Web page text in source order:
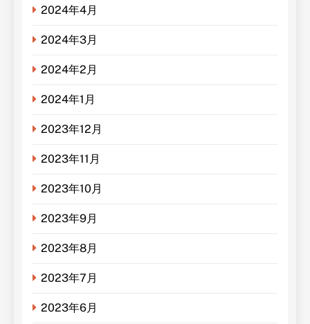
2024年4月
2024年3月
2024年2月
2024年1月
2023年12月
2023年11月
2023年10月
2023年9月
2023年8月
2023年7月
2023年6月